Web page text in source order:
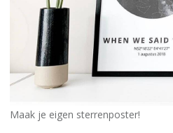
Maak je eigen sterrenposter!